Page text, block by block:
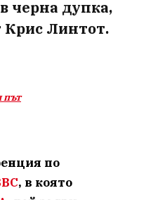
черна дупка,
Крис Линтот.
път
по
, в която